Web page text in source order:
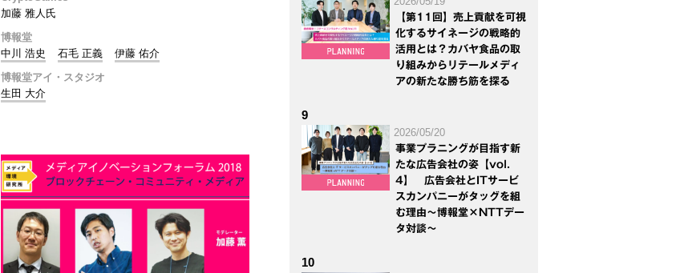
加藤 雅人氏
博報堂
中川 浩史
石毛 正義
伊藤 佑介
博報堂アイ・スタジオ
生田 大介
【第11回】売上貢献を可視
化するサイネージの戦略的
活用とは？カバヤ食品の取
り組みからリテールメディ
アの新たな勝ち筋を探る
9
2026/05/20
事業プラニングが目指す新
たな広告会社の姿【vol.
4】 広告会社とITサービ
スカンパニーがタッグを組
む理由～博報堂×NTTデー
タ対談～
10